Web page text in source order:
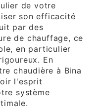
de votre
son efficacité
par des
de chauffage, ce
en particulier
En
chaudière à Bina
l'esprit
système